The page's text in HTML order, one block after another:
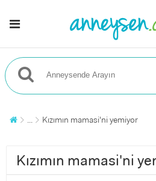
... Kızımın mamasi'ni yemiyor
Kızımın mamasi'ni